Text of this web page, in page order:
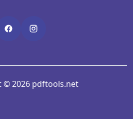
© 2026 pdftools.net